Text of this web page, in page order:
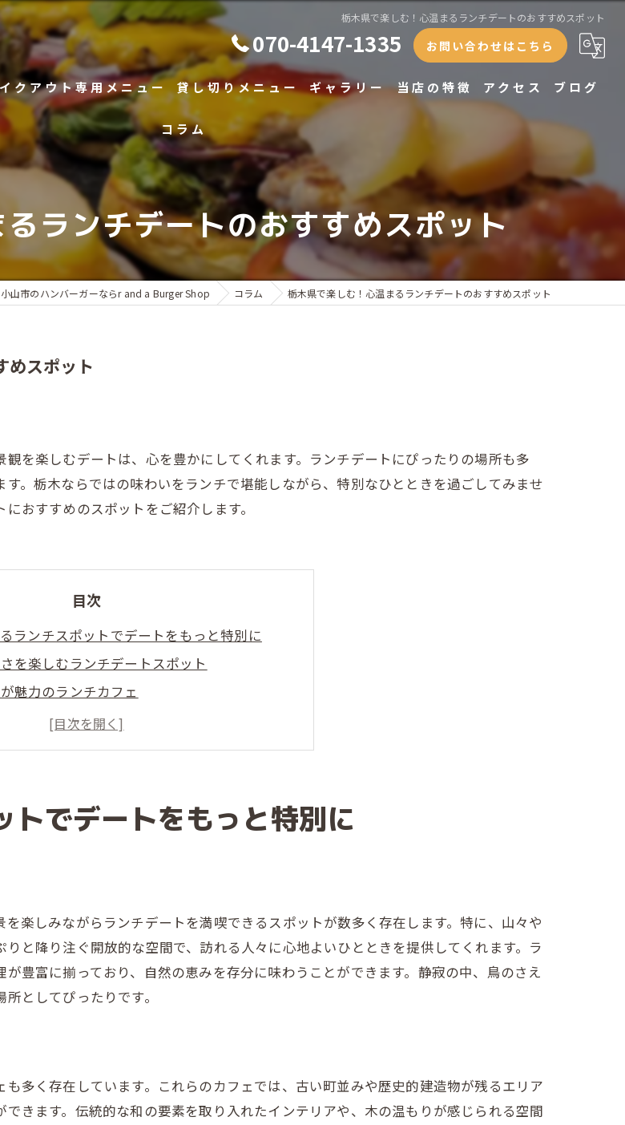
栃木県で楽しむ！心温まるランチデートのおすすめスポット
070-4147-1335 お問い合わせはこちら
クアウト専用メニュー 貸し切りメニュー ギャラリー 当店の特徴
ランチ
ディナー
テイクアウト
専門店
貸切
アクセス ブログ
コラム
ランチデートのおすすめスポット
小山市のハンバーガーならr and a Burger Shop コラム 栃木県で楽しむ！心温まるランチデートのおすすめスポット
めスポット
を楽しむデートは、心を豊かにしてくれます。ランチデートにぴったりの場所も多
。栃木ならではの味わいをランチで堪能しながら、特別なひとときを過ごしてみませ
おすすめのスポットをご紹介します。
目次
ランチスポットでデートをもっと特別に
を楽しむランチデートスポット
魅力のランチカフェ
囲気で楽しむ二人の時間
理で心も満たされるランチ
観を楽しめるランチ場所
使用した絶品ランチと恋人との特別な時間
ったヘルシーランチメニュー
のこだわり食材で特別な味を
る旬の素材を使ったランチ
な雰囲気で味わう贅沢ランチ
上げる地元食材の極上料理
内で味わうランチの魅力
眺めながらのランチデート
でデートをもっと特別に
楽しみながらランチデートを満喫できるスポットが数多く存在します。特に、山々や
と降り注ぐ開放的な空間で、訪れる人々に心地よいひとときを提供してくれます。ラ
豊富に揃っており、自然の恵みを存分に味わうことができます。静寂の中、鳥のさえ
としてぴったりです。
多く存在しています。これらのカフェでは、古い町並みや歴史的建造物が残るエリア
きます。伝統的な和の要素を取り入れたインテリアや、木の温もりが感じられる空間